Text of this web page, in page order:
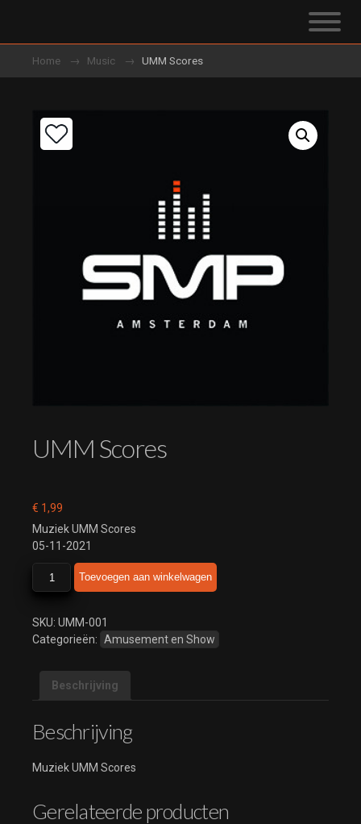
Home Music UMM Scores
UMM Scores
€ 1,99
Muziek UMM Scores
05-11-2021
Scores
Toevoegen aan winkelwagen
SKU: UMM-001
Categorieën: Amusement en Show
Beschrijving
Beschrijving
Muziek UMM Scores
Gerelateerde producten